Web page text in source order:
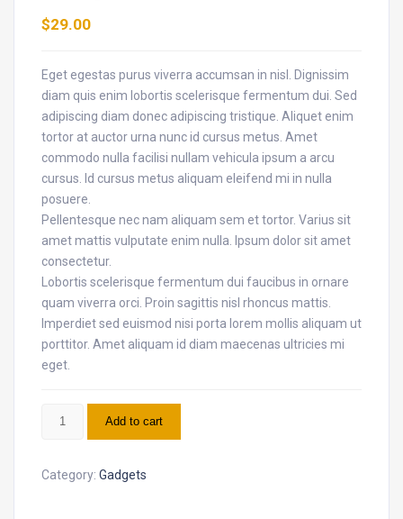
$29.00
Eget egestas purus viverra accumsan in nisl. Dignissim
diam quis enim lobortis scelerisque fermentum dui. Sed
adipiscing diam donec adipiscing tristique. Aliquet enim
tortor at auctor urna nunc id cursus metus. Amet
commodo nulla facilisi nullam vehicula ipsum a arcu
cursus. Id cursus metus aliquam eleifend mi in nulla
posuere.
Pellentesque nec nam aliquam sem et tortor. Varius sit
amet mattis vulputate enim nulla. Ipsum dolor sit amet
consectetur.
Lobortis scelerisque fermentum dui faucibus in ornare
quam viverra orci. Proin sagittis nisl rhoncus mattis.
Imperdiet sed euismod nisi porta lorem mollis aliquam ut
porttitor. Amet aliquam id diam maecenas ultricies mi
eget.
Add to cart
Category: Gadgets